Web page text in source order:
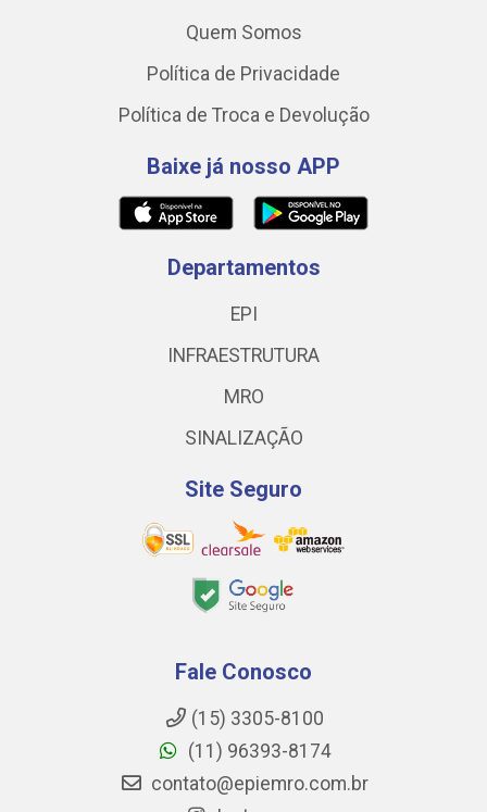
Quem Somos
Política de Privacidade
Política de Troca e Devolução
Baixe já nosso APP
Departamentos
EPI
INFRAESTRUTURA
MRO
SINALIZAÇÃO
Site Seguro
Fale Conosco
(15) 3305-8100
(11) 96393-8174
contato@epiemro.com.br